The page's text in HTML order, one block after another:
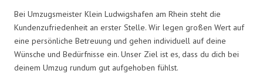
Bei Umzugsmeister Klein Ludwigshafen am Rhein steht die
Kundenzufriedenheit an erster Stelle. Wir legen großen Wert auf
eine persönliche Betreuung und gehen individuell auf deine
Wünsche und Bedürfnisse ein. Unser Ziel ist es, dass du dich bei
deinem Umzug rundum gut aufgehoben fühlst.